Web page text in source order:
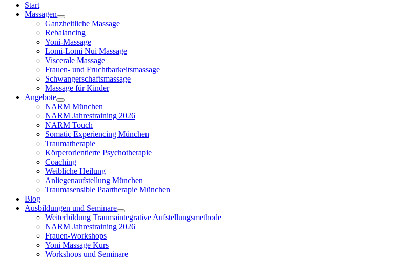
Start
Massagen
Ganzheitliche Massage
Rebalancing
Yoni-Massage
Lomi-Lomi Nui Massage
Viscerale Massage
Frauen- und Fruchtbarkeitsmassage
Schwangerschaftsmassage
Massage für Kinder
Angebote
NARM München
NARM Jahrestraining 2026
NARM Touch
Somatic Experiencing München
Traumatherapie
Körperorientierte Psychotherapie
Coaching
Weibliche Heilung
Anliegenaufstellung München
Traumasensible Paartherapie München
Blog
Ausbildungen und Seminare
Weiterbildung Traumaintegrative Aufstellungsmethode
NARM Jahrestraining 2026
Frauen-Workshops
Yoni Massage Kurs
Workshops und Seminare